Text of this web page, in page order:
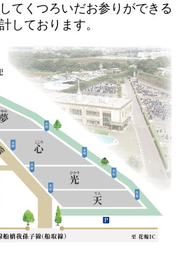
てくつろいだお参りができる
しております。